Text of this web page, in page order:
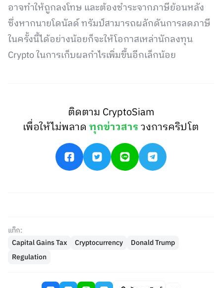
อาจทำให้ถูกลงโทษ และต้องชำระจากภาษีย้อนหลัง
ซึ่งหากนายโดนัลด์ ทรัมป์สามารถผลักดันการลดภาษี
ในครั้งนี้ได้อย่างน้อยก็จะให้โอกาสเหล่านักลงทุน
Crypto ในการเก็บผลกำไรเพิ่มขึ้นอีกเล็กน้อย
ติดตาม CryptoSiam
เพื่อให้ไม่พลาดทุกข่าวสารวงการคริปโต
แท็ก:
Capital Gains Tax
Cryptocurrency
Donald Trump
Regulation